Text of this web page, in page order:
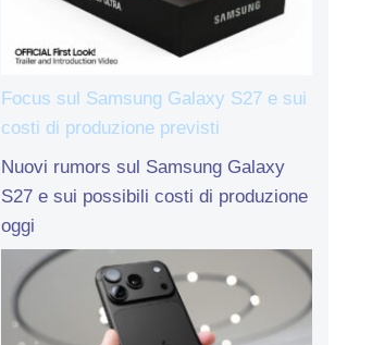
Focus sul Samsung Galaxy S27 e sui
costi di produzione previsti
Nuovi rumors sul Samsung Galaxy
S27 e sui possibili costi di produzione
oggi